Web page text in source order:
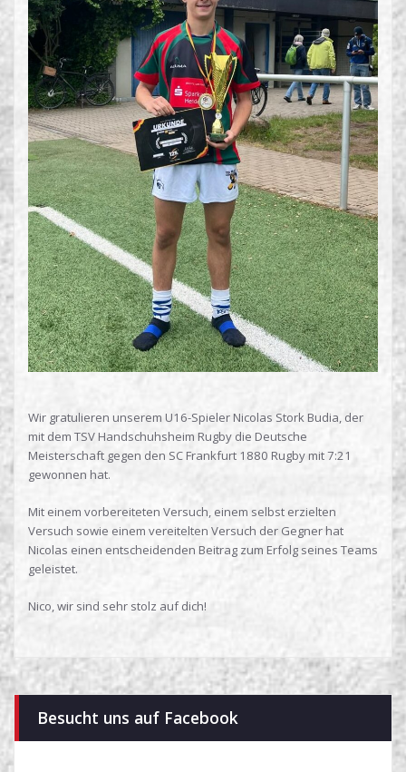
Wir gratulieren unserem U16-Spieler Nicolas Stork Budia, der
mit dem TSV Handschuhsheim Rugby die Deutsche
Meisterschaft gegen den SC Frankfurt 1880 Rugby mit 7:21
gewonnen hat.
Mit einem vorbereiteten Versuch, einem selbst erzielten
Versuch sowie einem vereitelten Versuch der Gegner hat
Nicolas einen entscheidenden Beitrag zum Erfolg seines Teams
geleistet.
Nico, wir sind sehr stolz auf dich!
Besucht uns auf Facebook